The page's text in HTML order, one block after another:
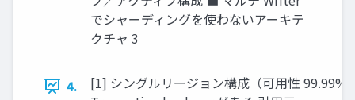
でシャーディングを使わないアーキテ
クチャ 3
4.
[1] シングルリージョン構成（可用性 99.99%